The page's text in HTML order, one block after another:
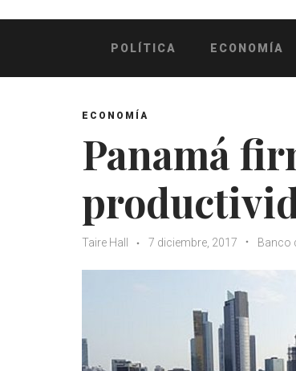
POLÍTICA ECONOMÍA
ECONOMÍA
Panamá
Taire Hall 7 diciembre, 2017 Banco